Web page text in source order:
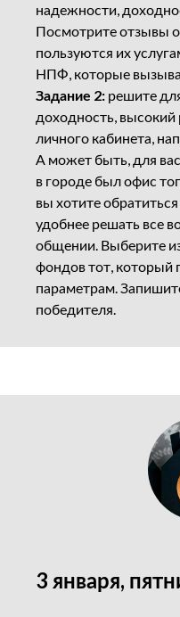
надежности,
Посмотрите отзывы
пользуются их
НПФ, которые
Задание 2: решите
доходность, высокий
личного кабинета,
А может быть, для
в городе был офис
вы хотите
удобнее решать все
общении. Выберите
фондов тот, который
параметрам.
победителя.
3 января,